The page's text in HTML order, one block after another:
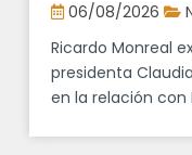
06/08/2026
Ricardo Monreal
presidenta
en la relación con